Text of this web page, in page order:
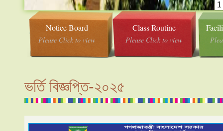
1
Notice Board
Please Click to view
Class Routine
Please Click to view
ভর্তি বিজ্ঞপ্তি-২০২৫